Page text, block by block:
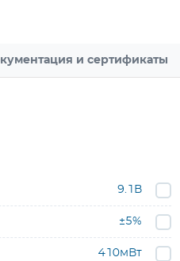
и сертификаты
9.1В
±5%
410мВт